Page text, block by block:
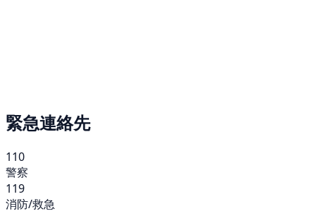
緊急連絡先
110
警察
119
消防/救急